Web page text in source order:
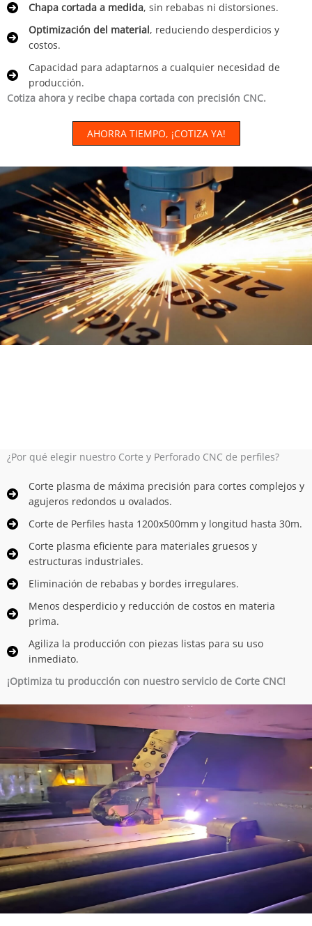
Chapa cortada a medida, sin rebabas ni distorsiones.
Optimización del material, reduciendo desperdicios y
costos.
Capacidad para adaptarnos a cualquier necesidad de
producción.
Cotiza ahora y recibe chapa cortada con precisión CNC.
AHORRA TIEMPO, ¡COTIZA YA!
¿Por qué elegir nuestro Corte y Perforado CNC de perfiles?
Corte plasma de máxima precisión para cortes complejos y
agujeros redondos u ovalados.
Corte de Perfiles hasta 1200x500mm y longitud hasta 30m.
Corte plasma eficiente para materiales gruesos y
estructuras industriales.
Eliminación de rebabas y bordes irregulares.
Menos desperdicio y reducción de costos en materia
prima.
Agiliza la producción con piezas listas para su uso
inmediato.
¡Optimiza tu producción con nuestro servicio de Corte CNC!